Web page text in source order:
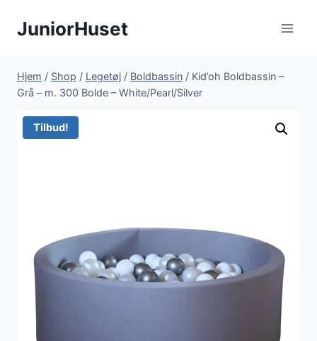
JuniorHuset
Hjem / Shop / Legetøj / Boldbassin / Kid’oh Boldbassin –
Grå – m. 300 Bolde – White/Pearl/Silver
Tilbud!